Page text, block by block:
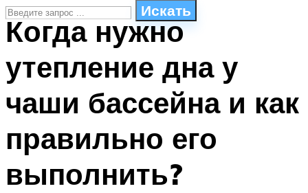
Искать
СТИЛИ ПЛАВАНЬЯ
ПЛАВАНЬЕ ДЛЯ ДЕТЕЙ
БАССЕЙН ДЛЯ ДОМА
МЕНЮ
Когда нужно
утепление дна у
чаши бассейна и как
правильно его
выполнить?